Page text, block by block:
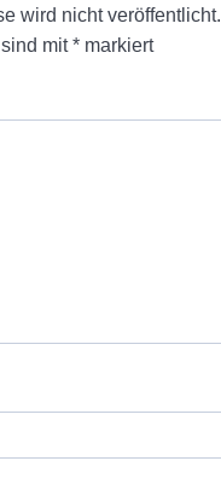
wird nicht veröffentlicht.
mit* markiert